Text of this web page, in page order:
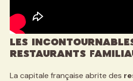
Les
restaurants
La capitale française abrite des